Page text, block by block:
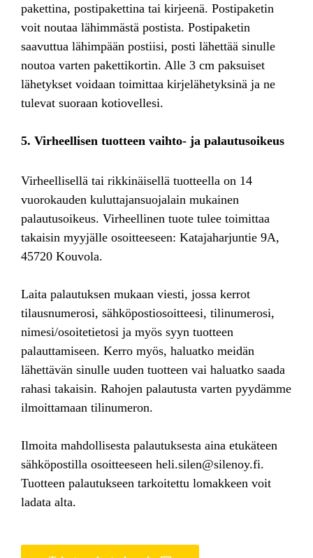
pakettina, postipakettina tai kirjeenä. Postipaketin
voit noutaa lähimmästä postista. Postipaketin
saavuttua lähimpään postiisi, posti lähettää sinulle
noutoa varten pakettikortin. Alle 3 cm paksuiset
lähetykset voidaan toimittaa kirjelähetyksinä ja ne
tulevat suoraan kotiovellesi.
5. Virheellisen tuotteen vaihto- ja palautusoikeus
Virheellisellä tai rikkinäisellä tuotteella on 14
vuorokauden kuluttajansuojalain mukainen
palautusoikeus. Virheellinen tuote tulee toimittaa
takaisin myyjälle osoitteeseen: Katajaharjuntie 9A,
45720 Kouvola.
Laita palautuksen mukaan viesti, jossa kerrot
tilausnumerosi, sähköpostiosoitteesi, tilinumerosi,
nimesi/osoitetietosi ja myös syyn tuotteen
palauttamiseen. Kerro myös, haluatko meidän
lähettävän sinulle uuden tuotteen vai haluatko saada
rahasi takaisin. Rahojen palautusta varten pyydämme
ilmoittamaan tilinumeron.
Ilmoita mahdollisesta palautuksesta aina etukäteen
sähköpostilla osoitteeseen heli.silen@silenoy.fi.
Tuotteen palautukseen tarkoitettu lomakkeen voit
ladata alta.